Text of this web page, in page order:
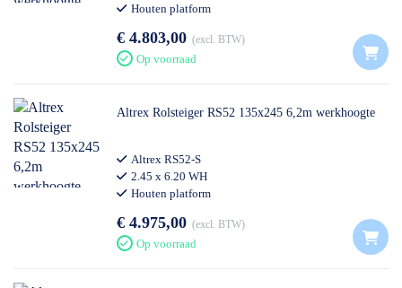
Houten platform
€ 4.803,00 excl. BTW
Op voorraad
Altrex Rolsteiger RS52 135x245 6,2m werkhoogte
Altrex RS52-S
2.45 x 6.20 WH
Houten platform
€ 4.975,00 excl. BTW
Op voorraad